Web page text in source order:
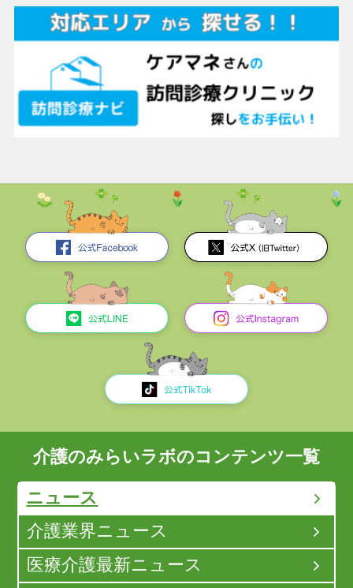
介護のみらいラボのコンテンツ一覧
ニュース
介護業界ニュース
医療介護最新ニュース